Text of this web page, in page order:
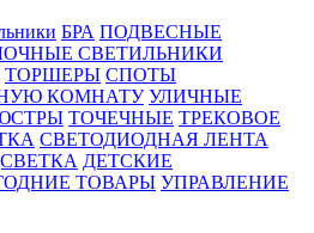
БРА ПОДВЕСНЫЕ
СВЕТИЛЬНИКИ
ТОРШЕРЫ СПОТЫ
КОМНАТУ УЛИЧНЫЕ
ТОЧЕЧНЫЕ ТРЕКОВОЕ
СВЕТОДИОДНАЯ ЛЕНТА
ДЕТСКИЕ
ТОВАРЫ УПРАВЛЕНИЕ